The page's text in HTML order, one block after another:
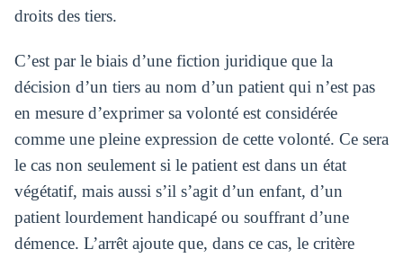
droits des tiers.
C’est par le biais d’une fiction juridique que la
décision d’un tiers au nom d’un patient qui n’est pas
en mesure d’exprimer sa volonté est considérée
comme une pleine expression de cette volonté. Ce sera
le cas non seulement si le patient est dans un état
végétatif, mais aussi s’il s’agit d’un enfant, d’un
patient lourdement handicapé ou souffrant d’une
démence. L’arrêt ajoute que, dans ce cas, le critère